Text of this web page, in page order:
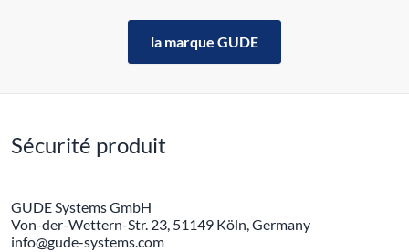
la marque GUDE
Sécurité produit
GUDE Systems GmbH
Von-der-Wettern-Str. 23, 51149 Köln, Germany
info@gude-systems.com